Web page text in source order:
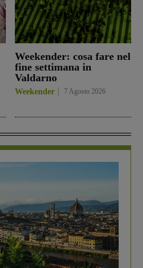
Weekender: cosa fare nel
fine settimana in
Valdarno
Weekender 7 Agosto 2026